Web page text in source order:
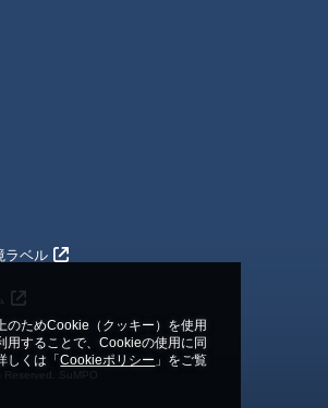
ラベル
SuMPO
のためCookie（クッキー）を使用
用することで、Cookieの使用に同
しくは「Cookieポリシー 」をご覧